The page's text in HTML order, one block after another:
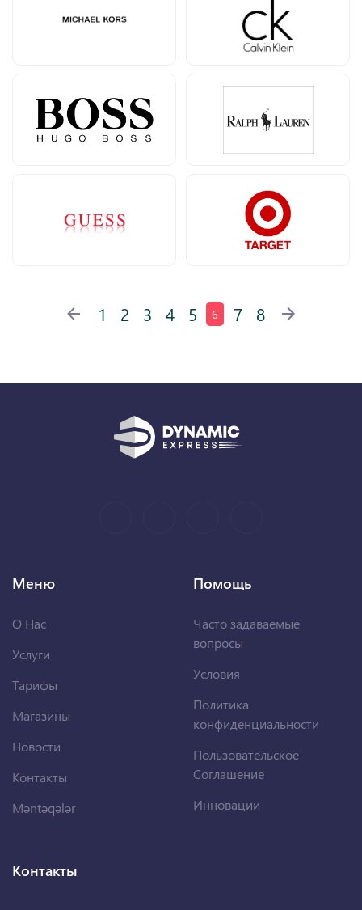
1 2 3 4 5 6 7 8
Меню
О Нас
Услуги
Тарифы
Магазины
Новости
Контакты
Məntəqələr
Помощь
Часто задаваемые
вопросы
Условия
Политика
конфиденциальности
Пользовательское
Соглашение
Инновации
Контакты